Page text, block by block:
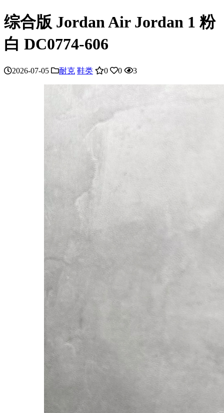
综合版 Jordan Air Jordan 1 粉
白 DC0774-606
2026-07-05 耐克 鞋类 0 0 3